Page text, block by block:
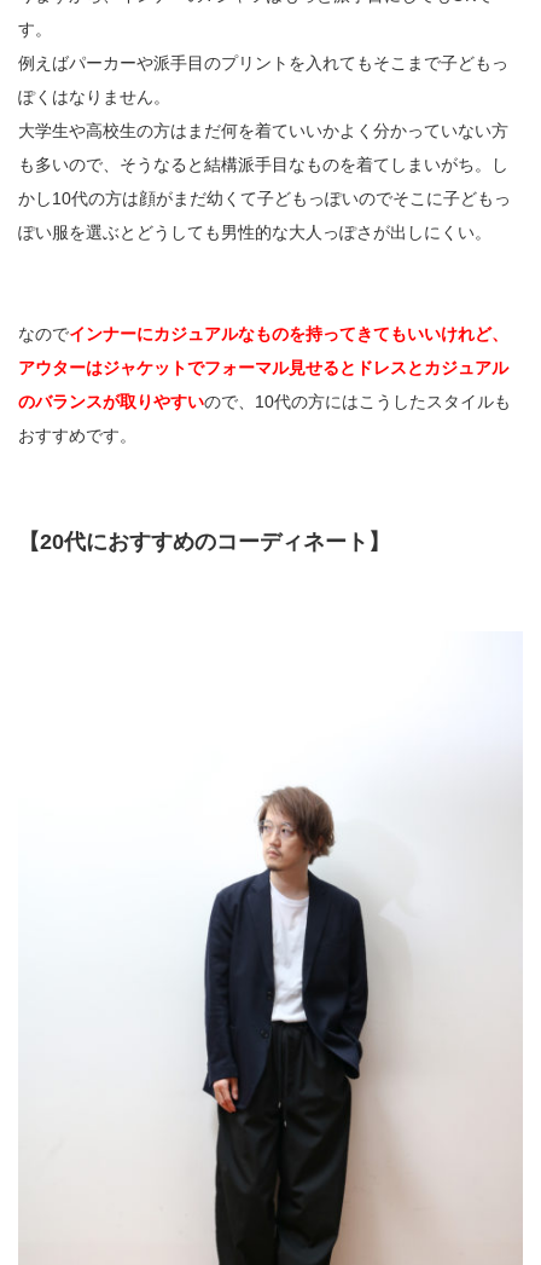
す。
例えばパーカーや派手目のプリントを入れてもそこまで子どもっ
ぽくはなりません。
大学生や高校生の方はまだ何を着ていいかよく分かっていない方
も多いので、そうなると結構派手目なものを着てしまいがち。し
かし10代の方は顔がまだ幼くて子どもっぽいのでそこに子どもっ
ぽい服を選ぶとどうしても男性的な大人っぽさが出しにくい。
なのでインナーにカジュアルなものを持ってきてもいいけれど、
アウターはジャケットでフォーマル見せるとドレスとカジュアル
のバランスが取りやすいので、10代の方にはこうしたスタイルも
おすすめです。
【20代におすすめのコーディネート】